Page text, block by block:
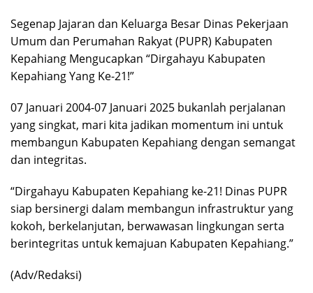
Segenap Jajaran dan Keluarga Besar Dinas Pekerjaan
Umum dan Perumahan Rakyat (PUPR) Kabupaten
Kepahiang Mengucapkan “Dirgahayu Kabupaten
Kepahiang Yang Ke-21!”
07 Januari 2004-07 Januari 2025 bukanlah perjalanan
yang singkat, mari kita jadikan momentum ini untuk
membangun Kabupaten Kepahiang dengan semangat
dan integritas.
“Dirgahayu Kabupaten Kepahiang ke-21! Dinas PUPR
siap bersinergi dalam membangun infrastruktur yang
kokoh, berkelanjutan, berwawasan lingkungan serta
berintegritas untuk kemajuan Kabupaten Kepahiang.”
(Adv/Redaksi)